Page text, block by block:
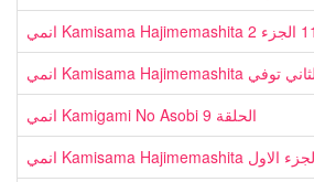
انمي Kamigami No Asobi الحلقة 9